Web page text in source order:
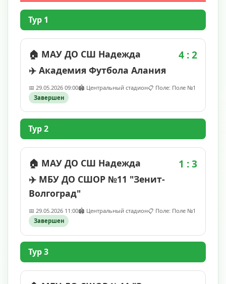
Тур 1
🏠 МАУ ДО СШ Надежда 4 : 2
✈️ Академия Футбола Алания
📅 29.05.2026 09:00🏟️ Центральный стадион📋 Поле: Поле №1
Завершен
Тур 2
🏠 МАУ ДО СШ Надежда 1 : 3
✈️ МБУ ДО СШОР №11 "Зенит-
Волгоград"
📅 29.05.2026 11:00🏟️ Центральный стадион📋 Поле: Поле №1
Завершен
Тур 3